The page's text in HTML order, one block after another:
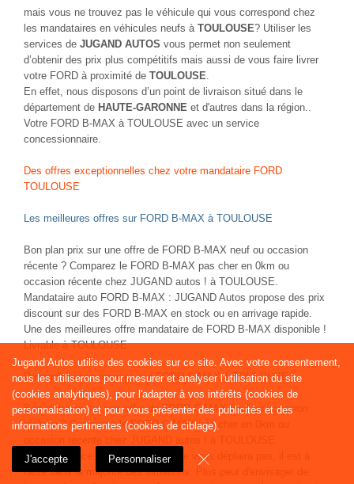
mais vous ne trouvez pas le véhicule qui vous correspond chez
les mandataires en véhicules neufs à TOULOUSE? Utiliser les
services de JUGAND AUTOS vous permet non seulement
d’obtenir des prix plus compétitifs mais aussi de vous faire livrer
votre FORD à proximité de TOULOUSE.
En effet, nous disposons d’un point de livraison situé dans le
département de HAUTE-GARONNE et d'autres dans la région..
Votre FORD B-MAX à TOULOUSE avec un service
concessionnaire.
Des offres exceptionnelles chez votre mandataire FORD
TOULOUSE
Les meilleures offres sur FORD B-MAX à TOULOUSE
Bon plan prix sur une offre de FORD B-MAX neuf ou occasion
récente ? Comparez le FORD B-MAX pas cher en 0km ou
occasion récente chez JUGAND autos ! à TOULOUSE.
Mandataire auto FORD B-MAX : JUGAND Autos propose des prix
discount sur des FORD B-MAX en stock ou en arrivage rapide.
Une des meilleures offre mandataire de FORD B-MAX disponible !
Livrable à TOULOUSE
De nombreuses remises sur FORD C-MAX à TOULOUSE
.
Bon plan prix sur une offre de FORD C-MAX neuf ou occasion
récente ? Comparez le FORD C-MAX pas cher en 0km ou
La polyvalence du FORD C-MAX ne vous déplaira pas, il est à
l'aise dans la majorité des situations. Plus peur d'envisager de
Jugand Autos utilise des cookies sur ce site. Avec votre consentement,
nous les utiliserons pour mesurer et analyser l'utilisation du site
(cookies analytiques), pour l'adapter à vos intérêts (cookies de
personnalisation) et pour vous présenter des publicités et des
informations pertinentes (cookies de ciblage).
J'accepte Personnaliser